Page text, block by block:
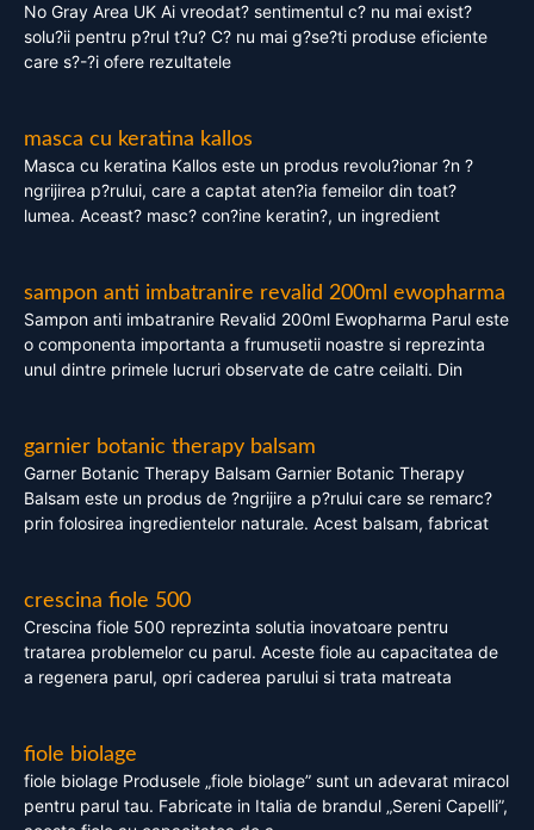
No Gray Area UK Ai vreodat? sentimentul c? nu mai exist?
solu?ii pentru p?rul t?u? C? nu mai g?se?ti produse eficiente
care s?-?i ofere rezultatele
masca cu keratina kallos
Masca cu keratina Kallos este un produs revolu?ionar ?n ?
ngrijirea p?rului, care a captat aten?ia femeilor din toat?
lumea. Aceast? masc? con?ine keratin?, un ingredient
sampon anti imbatranire revalid 200ml ewopharma
Sampon anti imbatranire Revalid 200ml Ewopharma Parul este
o componenta importanta a frumusetii noastre si reprezinta
unul dintre primele lucruri observate de catre ceilalti. Din
garnier botanic therapy balsam
Garner Botanic Therapy Balsam Garnier Botanic Therapy
Balsam este un produs de ?ngrijire a p?rului care se remarc?
prin folosirea ingredientelor naturale. Acest balsam, fabricat
crescina fiole 500
Crescina fiole 500 reprezinta solutia inovatoare pentru
tratarea problemelor cu parul. Aceste fiole au capacitatea de
a regenera parul, opri caderea parului si trata matreata
fiole biolage
fiole biolage Produsele „fiole biolage” sunt un adevarat miracol
pentru parul tau. Fabricate in Italia de brandul „Sereni Capelli”,